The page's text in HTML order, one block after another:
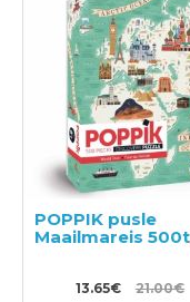
POPPIK pusle
Maailmareis
13.65€ 21.00€